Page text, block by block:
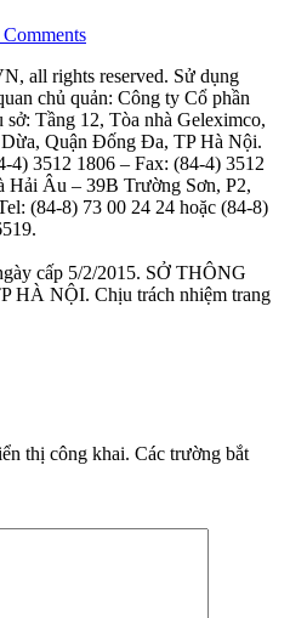
all rights reserved. Sử dụng
chủ quản: Công ty Cổ phần
Tầng 12, Tòa nhà Geleximco,
Quận Đống Đa, TP Hà Nội.
4) 3512 1806 – Fax: (84-4) 3512
Hải Âu – 39B Trường Sơn, P2,
(84-8) 73 00 24 24 hoặc (84-8)
cấp 5/2/2015. SỞ THÔNG
NỘI. Chịu trách nhiệm trang
thị công khai. Các trường bắt